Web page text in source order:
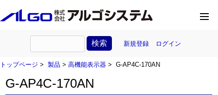
新規登録 ログイン
トップページ > 製品 > 高機能表示器 > G-AP4C-170AN
G-AP4C-170AN